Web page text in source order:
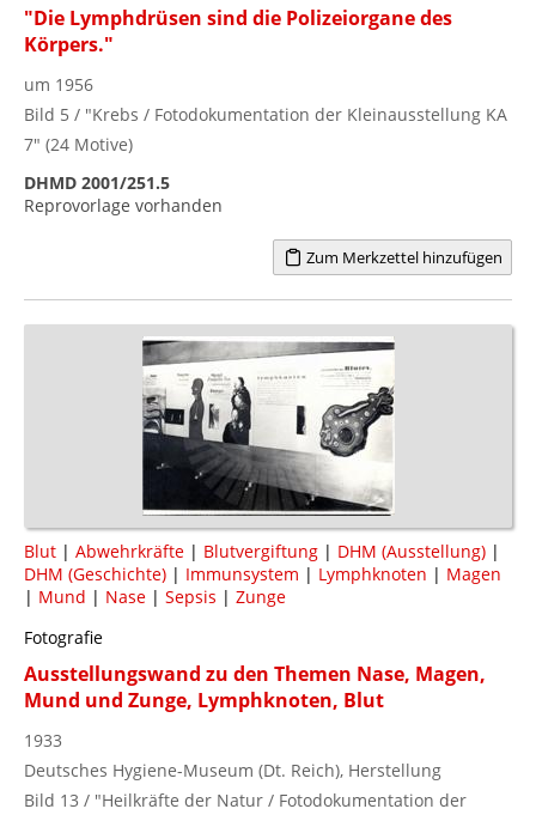
"Die Lymphdrüsen sind die Polizeiorgane des
Körpers."
um 1956
Bild 5 / "Krebs / Fotodokumentation der Kleinausstellung KA
7" (24 Motive)
DHMD 2001/251.5
Reprovorlage vorhanden
Zum Merkzettel hinzufügen
Blut | Abwehrkräfte | Blutvergiftung | DHM (Ausstellung) |
DHM (Geschichte) | Immunsystem | Lymphknoten | Magen
| Mund | Nase | Sepsis | Zunge
Fotografie
Ausstellungswand zu den Themen Nase, Magen,
Mund und Zunge, Lymphknoten, Blut
1933
Deutsches Hygiene-Museum (Dt. Reich), Herstellung
Bild 13 / "Heilkräfte der Natur / Fotodokumentation der